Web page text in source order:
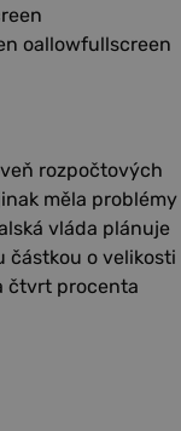
oallowfullscreen
rozpočtových
měla problémy
vláda plánuje
částkou o velikosti
čtvrt procenta